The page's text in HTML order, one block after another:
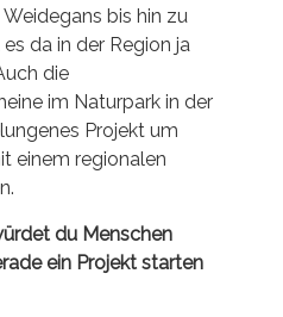
bis hin zu
da in der Region ja
die
im Naturpark in der
Projekt um
einem regionalen
du Menschen
ein Projekt starten